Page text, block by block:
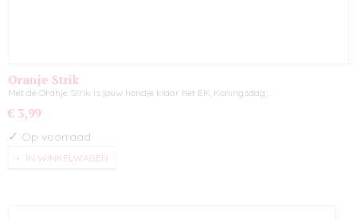
Oranje Strik
Met de Oranje Strik is jouw hondje klaar het EK, Koningsdag,…
€ 3,99
✓ Op voorraad
IN WINKELWAGEN